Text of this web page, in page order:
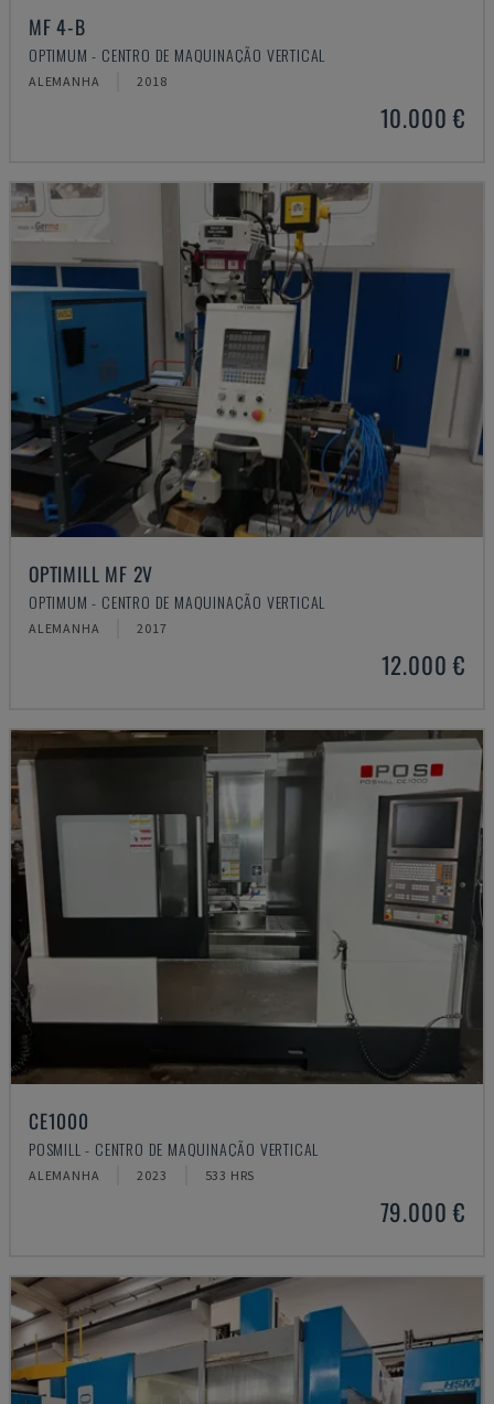
MF 4-B
OPTIMUM - CENTRO DE MAQUINAÇÃO VERTICAL
ALEMANHA 2018
10.000 €
OPTIMILL MF 2V
OPTIMUM - CENTRO DE MAQUINAÇÃO VERTICAL
ALEMANHA 2017
12.000 €
CE1000
POSMILL - CENTRO DE MAQUINAÇÃO VERTICAL
ALEMANHA 2023 533 HRS
79.000 €